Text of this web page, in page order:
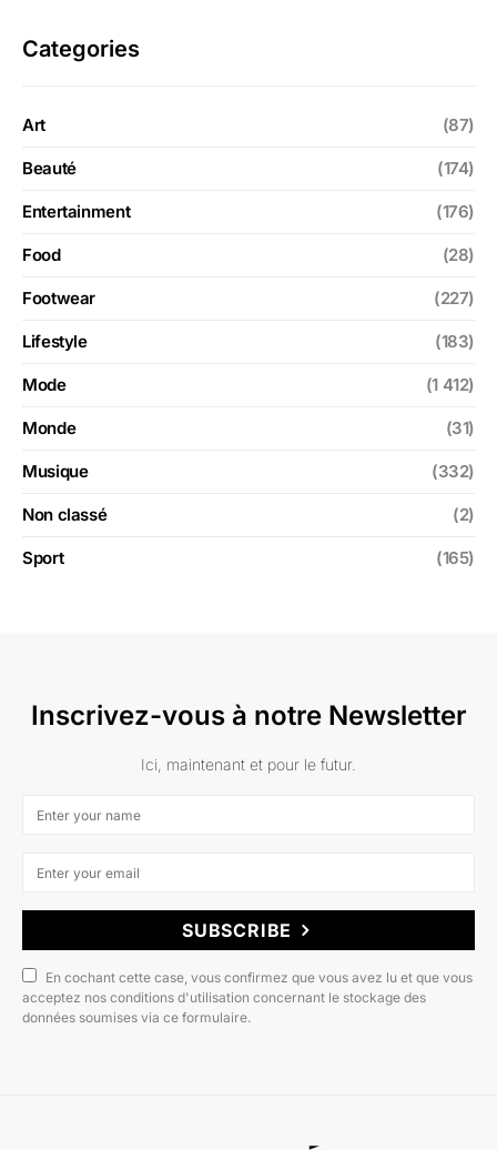
Categories
Art (87)
Beauté (174)
Entertainment (176)
Food (28)
Footwear (227)
Lifestyle (183)
Mode (1 412)
Monde (31)
Musique (332)
Non classé (2)
Sport (165)
Inscrivez-vous à notre Newsletter
Ici, maintenant et pour le futur.
SUBSCRIBE
En cochant cette case, vous confirmez que vous avez lu et que vous
acceptez nos conditions d'utilisation concernant le stockage des
données soumises via ce formulaire.